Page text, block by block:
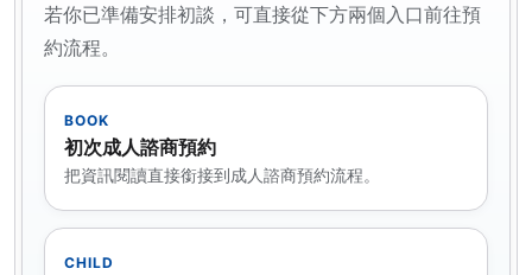
若你已準備安排初談，可直接從下方兩個入口前往預
約流程。
BOOK
初次成人諮商預約
把資訊閱讀直接銜接到成人諮商預約流程。
CHILD